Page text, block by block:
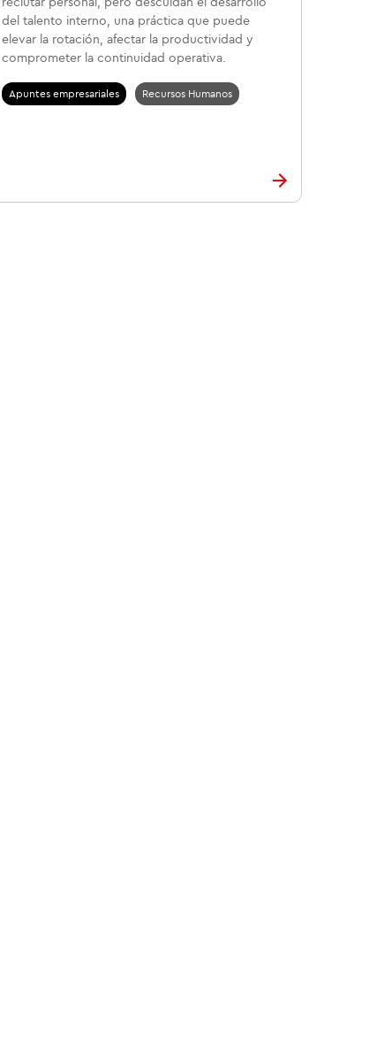
reclutar personal, pero descuidan el desarrollo
del talento interno, una práctica que puede
elevar la rotación, afectar la productividad y
comprometer la continuidad operativa.
Apuntes empresariales Recursos Humanos